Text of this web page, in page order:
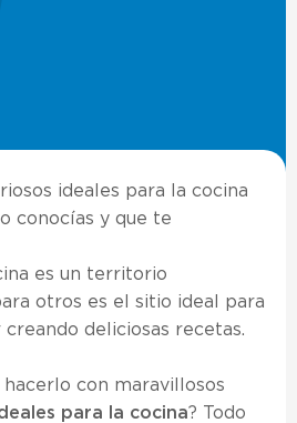
ideales para la cocina
conocías y que te
es un territorio
otros es el sitio ideal para
deliciosas recetas.
hacerlo con maravillosos
para la cocina? Todo